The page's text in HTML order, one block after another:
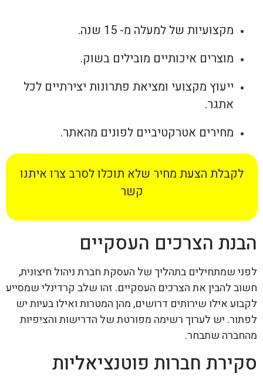
מקצועיות של למעלה מ- 15 שנה.
מוצרים איכותיים מובילים בשוק.
ייעוץ מקצועי ומציאת פתרונות יצירתיים לכל
אתגר.
מחירים אטרקטיביים לפונים מהאתר.
לקבלת הצעת מחיר שלא תוכלו לסרב צרו איתנו
קשר
הבנת הצרכים העסקיים
לפני שמתחילים בתהליך של העסקת חברת ניהול חיצונית,
חשוב להבין את הצרכים העסקיים. זהו שלב קרדינלי שמסייע
לקבוע אילו שירותים דרושים, מהן המטרות ואילו בעיות יש
לפתור. יש לערוך רשימה מפורטת של הדרישות והציפיות
מהחברה שתבחר.
סקירת חברות פוטנציאליות